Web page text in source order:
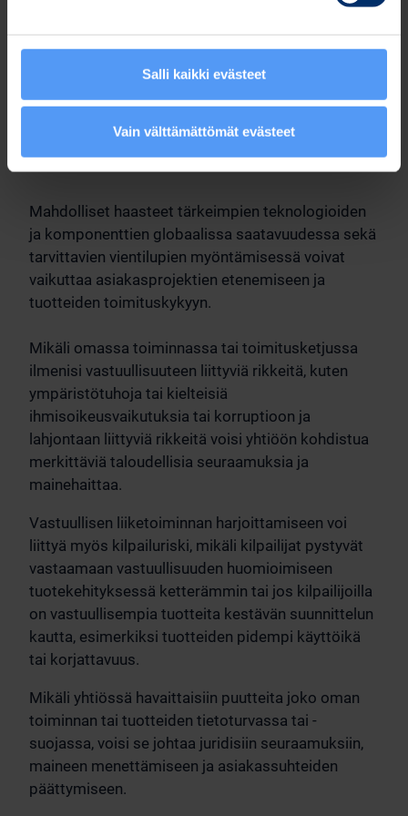
Salli kaikki evästeet
Vain välttämättömät evästeet
loukkausväitteiltä. Myös toimialan ulkopuoliset
olevien patenttien puolustamiseksi ja
kaupallistamiseksi, ja tämä osaltaan lisää
immateriaalioikeuksien hallintaan liittyviä riskejä.
Mahdolliset haasteet tärkeimpien teknologioiden
ja komponenttien globaalissa saatavuudessa sekä
tarvittavien vientilupien myöntämisessä voivat
vaikuttaa asiakasprojektien etenemiseen ja
tuotteiden toimituskykyyn.
Mikäli omassa toiminnassa tai toimitusketjussa
ilmenisi vastuullisuuteen liittyviä rikkeitä, kuten
ympäristötuhoja tai kielteisiä
ihmisoikeusvaikutuksia tai korruptioon ja
lahjontaan liittyviä rikkeitä voisi yhtiöön kohdistua
merkittäviä taloudellisia seuraamuksia ja
mainehaittaa.
Vastuullisen liiketoiminnan harjoittamiseen voi
liittyä myös kilpailuriski, mikäli kilpailijat pystyvät
vastaamaan vastuullisuuden huomioimiseen
tuotekehityksessä ketterämmin tai jos kilpailijoilla
on vastuullisempia tuotteita kestävän suunnittelun
kautta, esimerkiksi tuotteiden pidempi käyttöikä
tai korjattavuus.
Mikäli yhtiössä havaittaisiin puutteita joko oman
toiminnan tai tuotteiden tietoturvassa tai -
suojassa, voisi se johtaa juridisiin seuraamuksiin,
maineen menettämiseen ja asiakassuhteiden
päättymiseen.